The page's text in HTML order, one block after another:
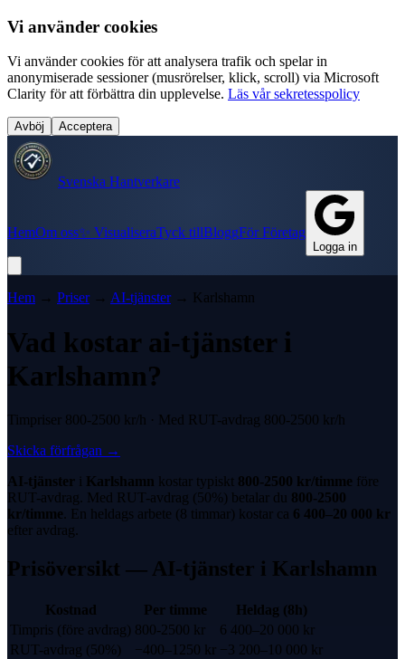
Vi använder cookies
Vi använder cookies för att analysera trafik och spelar in
anonymiserade sessioner (musrörelser, klick, scroll) via Microsoft
Clarity för att förbättra din upplevelse. Läs vår sekretesspolicy
Avböj Acceptera
Svenska Hantverkare
HemOm oss✨ VisualiseraTyck tillBloggFör Företag
Logga in
Hem → Priser→ AI-tjänster→ Karlshamn
Vad kostar ai-tjänster i
Karlshamn?
Timpriser 800-2500 kr/h · Med RUT-avdrag 800-2500 kr/h
Skicka förfrågan →
AI-tjänster i Karlshamn kostar typiskt 800-2500 kr/timme före
RUT-avdrag. Med RUT-avdrag ( 50% ) betalar du 800-2500
kr/timme. En heldags arbete (8 timmar) kostar ca 6 400–20 000 kr
efter avdrag.
Prisöversikt —AI-tjänster i Karlshamn
Kostnad Per timme
Heldag (8h)
Timpris (före avdrag) 800-2500 kr 6 400–20 000 kr
RUT-avdrag (50%) −400– 1250 kr −3 200– 10 000 kr